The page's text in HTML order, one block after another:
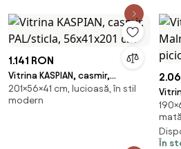
1.141 RON
Vitrina KASPIAN, casmir,
PAL/sticla, 56x41x201 cm
201×56×41 cm, lucioasă, în stil
modern
cm -
mată
În